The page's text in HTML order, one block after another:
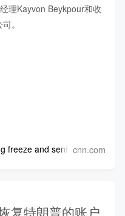
理Kayvon Beykpour和收
。
freeze and senior exec exits
cnn.com
复特朗普的账户